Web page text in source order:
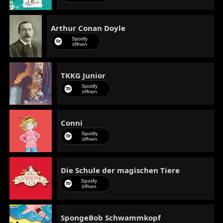
Arthur Conan Doyle
Spotify
öffnen
TKKG Junior
Spotify
öffnen
Conni
Spotify
öffnen
Die Schule der magischen Tiere
Spotify
öffnen
SpongeBob Schwammkopf